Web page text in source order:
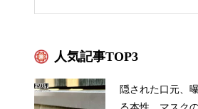
人気記事TOP3
隠された口元、
る本性。マスク